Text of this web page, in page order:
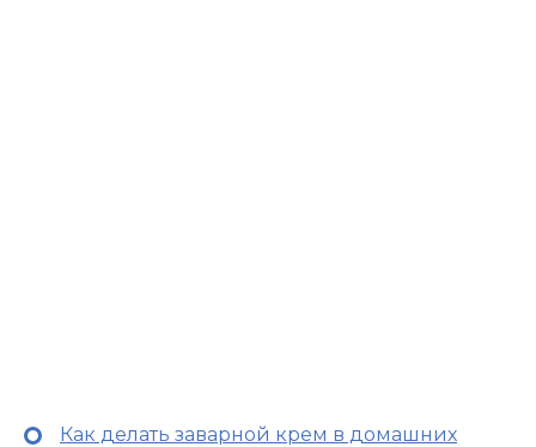
Как делать заварной крем в домашних